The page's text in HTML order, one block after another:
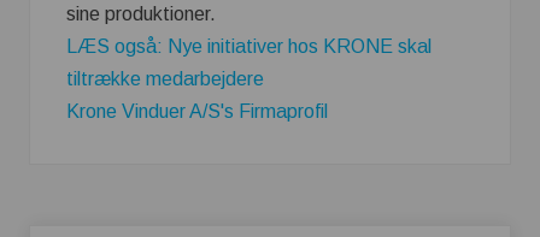
sine produktioner.
LÆS også: Nye initiativer hos KRONE skal
tiltrække medarbejdere
Krone Vinduer A/S's Firmaprofil